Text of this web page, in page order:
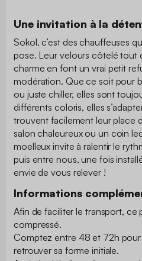
Une invitation à la
Sokol, c’est des chauffeuses
pose. Leur velours côtelé tout
charme en font un vrai petit
modération. Que ce soit pour
ou juste chiller, elles sont
différents coloris, elles
trouvent facilement leur place
salon chaleureux ou un coin
moelleux invite à ralentir le
puis entre nous, une fois
envie de vous relever !
Informations
Afin de faciliter le transport, ce
compressé.
Comptez entre 48 et 72h
retrouver sa forme initiale.